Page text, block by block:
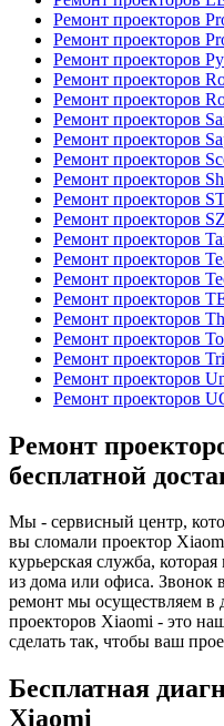
Ремонт проекторов
Ремонт проекторов
Ремонт проекторов
Ремонт проекторов
Ремонт проекторов
Ремонт проекторов
Ремонт проекторов
Ремонт проекторов
Ремонт проекторов
Ремонт проекторов
Ремонт проекторов
Ремонт проекторов
Ремонт проекторов
Ремонт проекторов
Ремонт проекторов
Ремонт проекторов
Ремонт проекторов
Ремонт проекторов
Ремонт проекторов
Ремонт проекторов
Ремонт
бесплатной
Мы - сервисный центр,
вы сломали проектор
курьерская служба,
из дома или офиса. Звонок
ремонт мы осуществляем в
проекторов Xiaomi - это
сделать так, чтобы ваш
Бесплатная
Xiaomi